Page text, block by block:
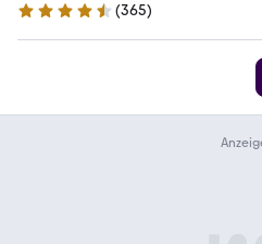
4.6 Sterne
(365)